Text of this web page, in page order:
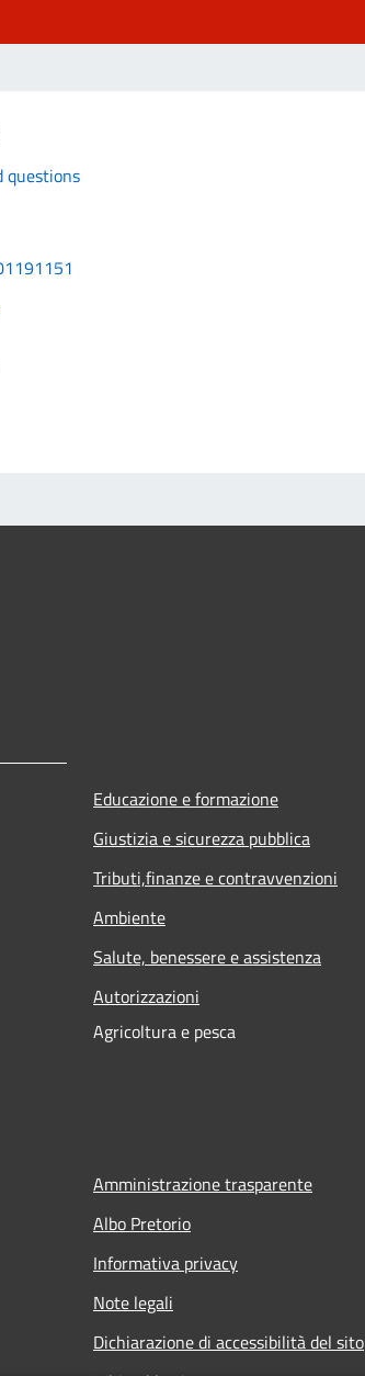
questions
Educazione e formazione
Giustizia e sicurezza pubblica
Tributi,finanze e contravvenzioni
Ambiente
Salute, benessere e assistenza
Autorizzazioni
Agricoltura e pesca
Amministrazione trasparente
Albo Pretorio
Informativa privacy
Note legali
Dichiarazione di accessibilità del sito